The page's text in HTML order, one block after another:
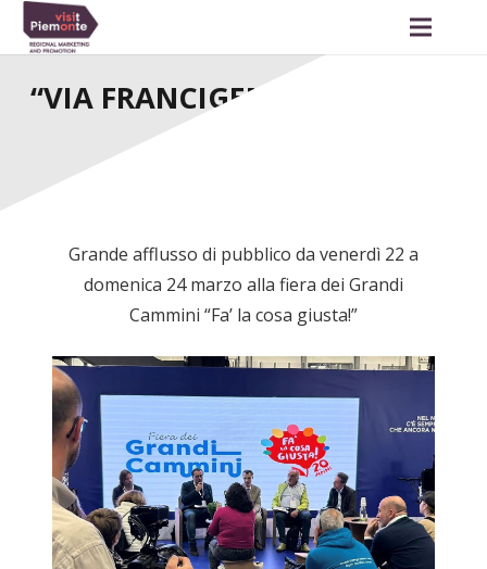
“VIA FRANCIGENA FOR ALL” A
Grande afflusso di pubblico da venerdì 22 a
domenica 24 marzo alla fiera dei Grandi
Cammini “Fa’ la cosa giusta!”